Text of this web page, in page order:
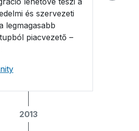
és szervezeti
legmagasabb
piacvezető –
2013